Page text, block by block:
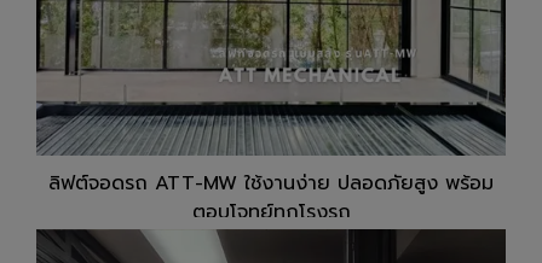
ลิฟต์จอดรถ ATT-MW ใช้งานง่าย ปลอดภัยสูง พร้อม
ตอบโจทย์ทุกโรงรถ